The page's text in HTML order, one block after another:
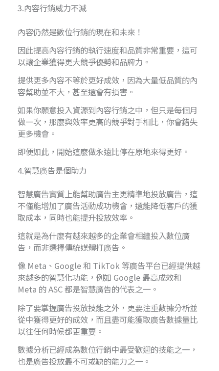
3.內容行銷威力不減
內容仍然是數位行銷的現在和未來！
因此提高內容行銷的執行速度和品質非常重要，這可
以讓企業獲得更大競爭優勢和品牌力。
提供更多內容不等於更好成效，因為大量低品質的內
容幫助並不大，甚至還會有損害。
如果你願意投入資源到內容行銷之中，但只是每個月
做一次，那麼與效率更高的競爭對手相比，你會錯失
更多機會。
即便如此，開始這麼做永遠比停在原地來得更好。
4.智慧廣告是個助力
智慧廣告實質上能幫助廣告主更精準地投放廣告，這
不僅能增加了廣告活動成功機會，還能降低客戶的獲
取成本，同時也能提升投放效率。
這就是為什麼有越來越多的企業會相繼投入數位廣
告，而非選擇傳統媒體打廣告。
像 Meta、Google 和 TikTok 等廣告平台已經提供越
來越多的智慧化功能，例如 Google 最高成效和
Meta 的 ASC 都是智慧廣告的代表之一。
除了要掌握廣告投放技能之外，更要注重數據分析並
從中獲得更好的成效，而且盡可能獲取廣告數據量比
以往任何時候都更重要。
數據分析已經成為數位行銷中最受歡迎的技能之一，
也是廣告投放最不可或缺的能力之一。